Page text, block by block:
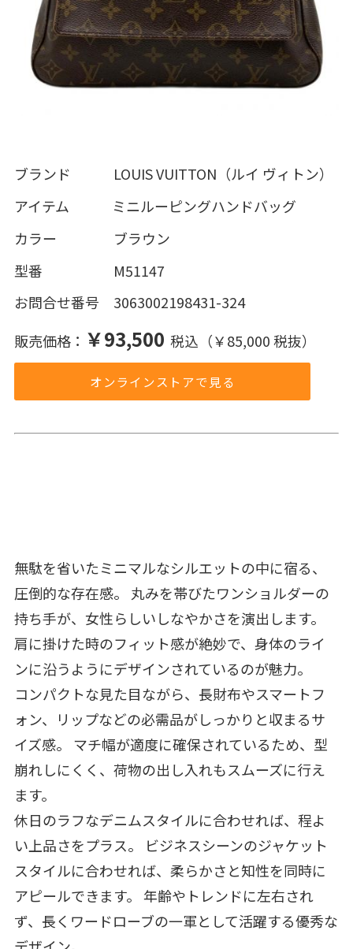
ブランド LOUIS VUITTON（ルイ ヴィトン）
アイテム ミニルーピングハンドバッグ
カラー ブラウン
型番 M51147
お問合せ番号 3063002198431-324
販売価格： ￥93,500 税込（￥85,000 税抜）
オンラインストアで見る
無駄を省いたミニマルなシルエットの中に宿る、
圧倒的な存在感。 丸みを帯びたワンショルダーの
持ち手が、女性らしいしなやかさを演出します。
肩に掛けた時のフィット感が絶妙で、身体のライ
ンに沿うようにデザインされているのが魅力。
コンパクトな見た目ながら、長財布やスマートフ
ォン、リップなどの必需品がしっかりと収まるサ
イズ感。 マチ幅が適度に確保されているため、型
崩れしにくく、荷物の出し入れもスムーズに行え
ます。
休日のラフなデニムスタイルに合わせれば、程よ
い上品さをプラス。 ビジネスシーンのジャケット
スタイルに合わせれば、柔らかさと知性を同時に
アピールできます。 年齢やトレンドに左右され
ず、長くワードローブの一軍として活躍する優秀な